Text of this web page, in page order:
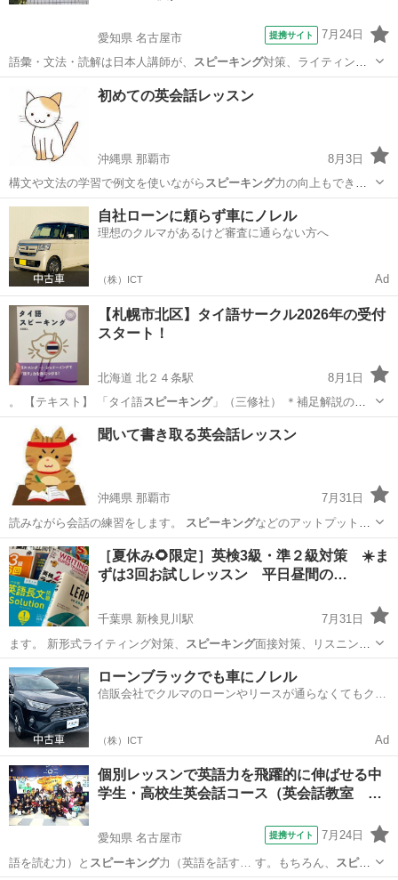
愛知県 名古屋市 提携サイト 7月24日
語彙・文法・読解は日本人講師が、 スピーキング対策、ライティング
対策はネイティブ…
名古屋市
初めての英会話レッスン
沖縄県 那覇市
8月3日
構文や文法の学習で例文を使いながら スピーキング力の向上もできま
す。 平日は…
沖縄 那覇市 英会話 英会話レッスン
自社ローンに頼らず車にノレル
理想のクルマがあるけど審査に通らない方へ
（株）ICT Ad
【札幌市北区】タイ語サークル2026年の受付
スタート！
北海道 北２４条駅
8月1日
。 【テキスト】 「タイ語スピーキング」（三修社） ＊補足解説のテ
キス…
北海道 札幌市 北２４条駅 タイ語
聞いて書き取る英会話レッスン
沖縄県 那覇市
7月31日
読みながら会話の練習をします。
スピーキングなどのアットプットの
能力向上もでき…
沖縄 那覇市 英会話 英会話レッスン
［夏休み🌻限定］英検3級・準２級対策 ☀️ま
ずは3回お試しレッスン 平日昼間の…
千葉県 新検見川駅
7月31日
ます。 新形式ライティング対策、
スピーキング面接対策、リスニング
対策にも本番形…
千葉 千葉市 新検見川駅 英語
ローンブラックでも車にノレル
信販会社でクルマのローンやリースが通らなくてもクル
（株）ICT Ad
個別レッスンで英語力を飛躍的に伸ばせる中
学生・高校生英会話コース（英会話教室 …
愛知県 名古屋市 提携サイト 7月24日
語を読む力）と スピーキング力（英語を話す… す。もちろん、
スピー